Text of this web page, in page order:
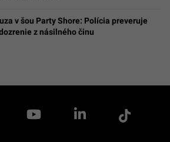
v šou Party Shore: Polícia preveruje
z násilného činu